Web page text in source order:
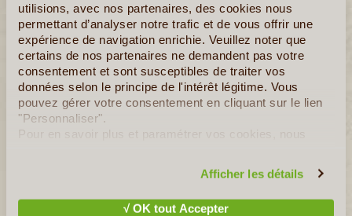
utilisions, avec nos partenaires, des cookies nous
permettant d’analyser notre trafic et de vous offrir une
expérience de navigation enrichie. Veuillez noter que
certains de nos partenaires ne demandent pas votre
consentement et sont susceptibles de traiter vos
données selon le principe de l'intérêt légitime. Vous
pouvez gérer votre consentement en cliquant sur le lien
"Personnaliser".
Pour en savoir plus et paramétrer vos cookies, nous
Afficher les détails
√ OK tout Accepter
Ce voyage au Honduras, destination encore méconnue du